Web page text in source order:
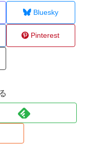
Bluesky
Pinterest